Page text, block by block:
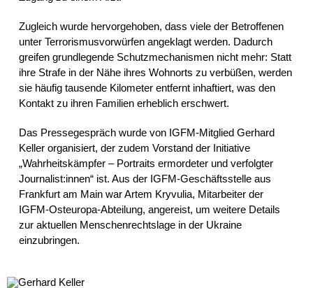
Zugleich wurde hervorgehoben, dass viele der Betroffenen
unter Terrorismusvorwürfen angeklagt werden. Dadurch
greifen grundlegende Schutzmechanismen nicht mehr: Statt
ihre Strafe in der Nähe ihres Wohnorts zu verbüßen, werden
sie häufig tausende Kilometer entfernt inhaftiert, was den
Kontakt zu ihren Familien erheblich erschwert.
Das Pressegespräch wurde von IGFM-MitgliedGerhard
Keller organisiert, der zudem Vorstand der Initiative
„Wahrheitskämpfer – Portraits ermordeter und verfolgter
Journalist:innen“ ist. Aus der IGFM-Geschäftsstelle aus
Frankfurt am Main war Artem Kryvulia, Mitarbeiter der
IGFM-Osteuropa-Abteilung, angereist, um weitere Details
zur aktuellen Menschenrechtslage in der Ukraine
einzubringen.